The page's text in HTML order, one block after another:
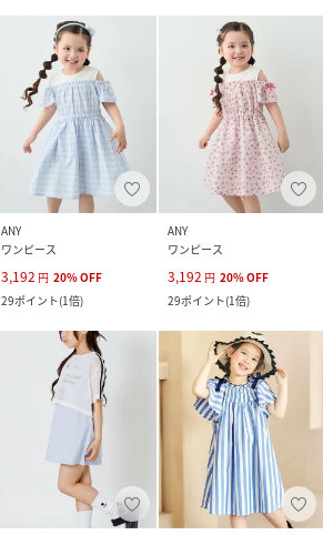
ANY
ワンピース
3,192 円 20%OFF
29ポイント(1倍)
ANY
ワンピース
3,192 円 20%OFF
29ポイント(1倍)